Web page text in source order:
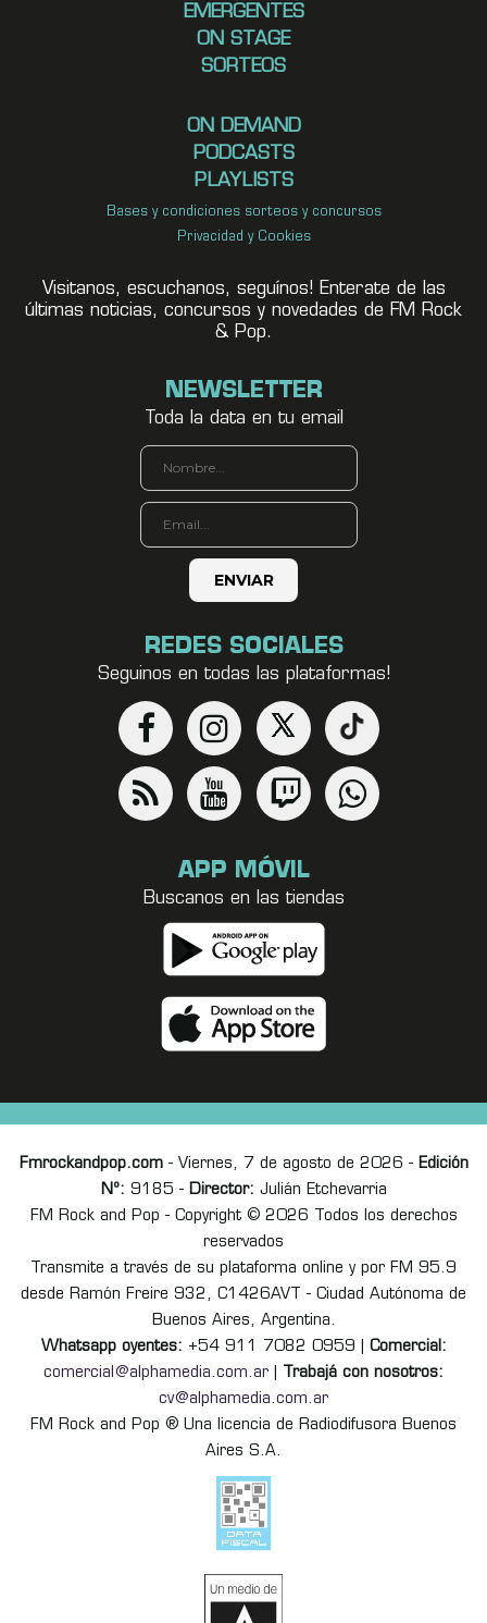
EMERGENTES
ON STAGE
SORTEOS
ON DEMAND
PODCASTS
PLAYLISTS
Bases y condiciones sorteos y concursos
Privacidad y Cookies
Visitanos, escuchanos, seguínos! Enterate de las
últimas noticias, concursos y novedades de FM Rock
& Pop.
NEWSLETTER
Toda la data en tu email
REDES SOCIALES
Seguinos en todas las plataformas!
APP MÓVIL
Buscanos en las tiendas
Fmrockandpop.com- Viernes, 7 de agosto de 2026 - Edición
Nº: 9185 - Director: Julián Etchevarria
FM Rock and Pop - Copyright © 2026 Todos los derechos
reservados
Transmite a través de su plataforma online y por FM 95.9
desde Ramón Freire 932, C1426AVT - Ciudad Autónoma de
Buenos Aires, Argentina.
Whatsapp oyentes: +54 911 7082 0959 | Comercial:
comercial@alphamedia.com.ar
Trabajá con nosotros:
cv@alphamedia.com.ar
FM Rock and Pop ® Una licencia de Radiodifusora Buenos
Aires S.A.